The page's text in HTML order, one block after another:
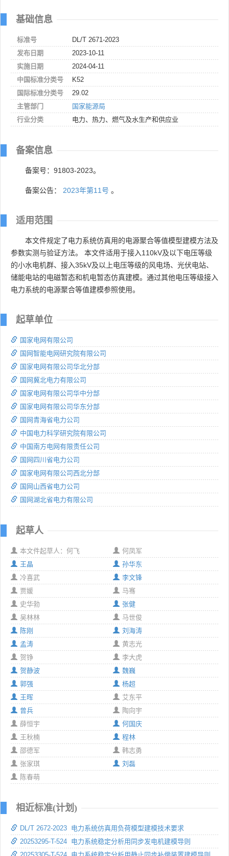
基础信息
标准号
DL/T 2671-2023
发布日期
2023-10-11
实施日期
2024-04-11
中国标准分类号
K52
国际标准分类号
29.02
主管部门
国家能源局
行业分类
电力、热力、燃气及水生产和供应业
备案信息
备案号：91803-2023。
备案公告： 2023年第11号 。
适用范围
本文件规定了电力系统仿真用的电源聚合等值模型建模方法及
参数实测与验证方法。 本文件适用于接入110kV及以下电压等级
的小水电机群、接入35kV及以上电压等级的风电场、光伏电站、
储能电站的电磁暂态和机电暂态仿真建模。通过其他电压等级接入
电力系统的电源聚合等值建模参照使用。
起草单位
国家电网有限公司
国网智能电网研究院有限公司
国家电网有限公司华北分部
国网冀北电力有限公司
国家电网有限公司华中分部
国家电网有限公司华东分部
国网青海省电力公司
中国电力科学研究院有限公司
中国南方电网有限责任公司
国网四川省电力公司
国家电网有限公司西北分部
国网山西省电力公司
国网湖北省电力有限公司
起草人
本文件起草人：何飞
何凤军
王晶
孙华东
冷喜武
李文锋
贾媛
马骞
史华勃
张健
吴林林
马世俊
陈刚
刘海涛
孟涛
黄志光
贺铮
李大虎
贺静波
魏巍
郭强
杨超
王晖
艾东平
曾兵
陶向宇
薛恒宇
何国庆
王秋楠
程林
邵德军
韩志勇
张家琪
刘磊
陈春萌
相近标准(计划)
DL/T 2672-2023 电力系统仿真用负荷模型建模技术要求
20253295-T-524 电力系统稳定分析用同步发电机建模导则